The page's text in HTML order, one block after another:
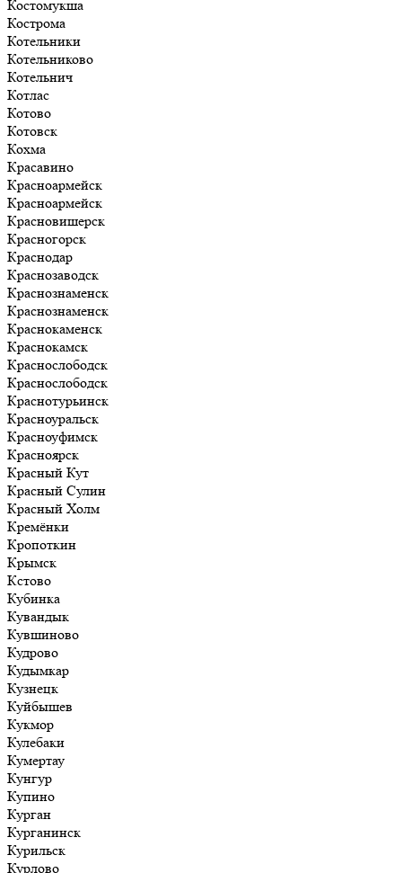
Костомукша
Кострома
Котельники
Котельниково
Котельнич
Котлас
Котово
Котовск
Кохма
Красавино
Красноармейск
Красноармейск
Красновишерск
Красногорск
Краснодар
Краснозаводск
Краснознаменск
Краснознаменск
Краснокаменск
Краснокамск
Краснослободск
Краснослободск
Краснотурьинск
Красноуральск
Красноуфимск
Красноярск
Красный Кут
Красный Сулин
Красный Холм
Кремёнки
Кропоткин
Крымск
Кстово
Кубинка
Кувандык
Кувшиново
Кудрово
Кудымкар
Кузнецк
Куйбышев
Кукмор
Кулебаки
Кумертау
Кунгур
Купино
Курган
Курганинск
Курильск
Курлово